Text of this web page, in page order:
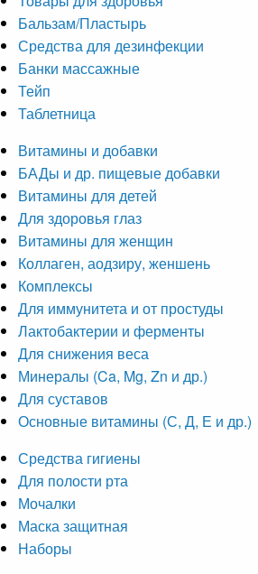
Бальзам/Пластырь
Средства для дезинфекции
Банки массажные
Тейп
Таблетница
Витамины и добавки
БАДы и др. пищевые добавки
Витамины для детей
Для здоровья глаз
Витамины для женщин
Коллаген, аодзиру, женшень
Комплексы
Для иммунитета и от простуды
Лактобактерии и ферменты
Для снижения веса
Минералы (Ca, Mg, Zn и др.)
Для суставов
Основные витамины (С, Д, Е и др.)
Средства гигиены
Для полости рта
Мочалки
Маска защитная
Наборы